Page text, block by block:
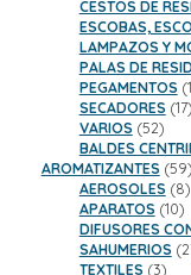
CESTOS DE
ESCOBAS,
LAMPAZOS Y
PALAS DE
PEGAMENTOS
SECADORES 1717
VARIOS 5252
BALDES
AROMATIZANTES 59
AEROSOLES 88
APARATOS 1010
DIFUSORES
SAHUMERIOS
TEXTILES 33